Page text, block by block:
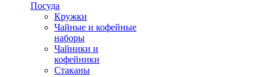
Посуда
Кружки
Чайные и кофейные
наборы
Чайники и
кофейники
Стаканы